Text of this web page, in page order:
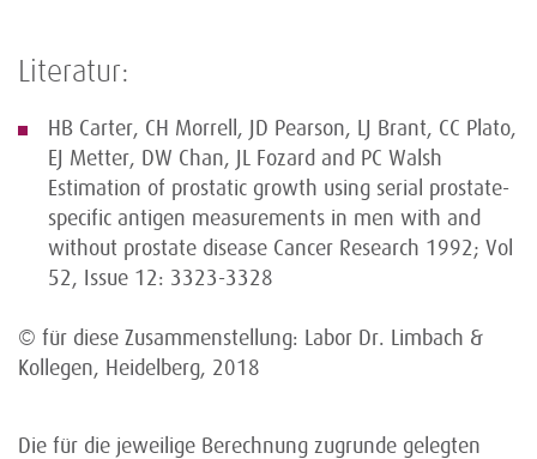
Literatur:
HB Carter, CH Morrell, JD Pearson, LJ Brant, CC Plato,
EJ Metter, DW Chan, JL Fozard and PC Walsh
Estimation of prostatic growth using serial prostate-
specific antigen measurements in men with and
without prostate disease Cancer Research 1992; Vol
52, Issue 12: 3323-3328
© für diese Zusammenstellung: Labor Dr. Limbach &
Kollegen, Heidelberg, 2018
Die für die jeweilige Berechnung zugrunde gelegten